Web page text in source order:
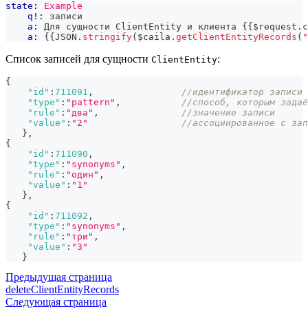
state:
Example
q!:
записи
a:
Для сущности ClientEntity и клиента {{ $request .
a:
{{ JSON . stringify( $caila . getClientEntityRecords (
Список записей для сущности ClientEntity:
{
"id" : 711091 ,
//идентификатор записи
"type" : "pattern" ,
//способ, которым
"rule" : "два" ,
//значение записи
"value" : "2"
//ассоциированное с
} ,
{
"id" : 711090 ,
"type" : "synonyms" ,
"rule" : "один" ,
"value" : "1"
} ,
{
"id" : 711092 ,
"type" : "synonyms" ,
"rule" : "три" ,
"value" : "3"
}
Предыдущая страница
deleteClientEntityRecords
Следующая страница